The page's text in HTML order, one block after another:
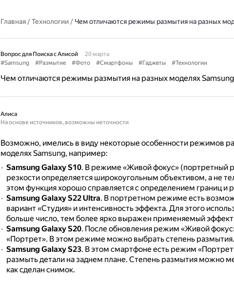
Главная/Технологии/ Чем отличаются режимы размытия на разных
Вопрос для Поиска с Алисой
20 марта
#Samsung
#Размытие #Фото #Смартфоны #Гаджеты #Технологии
Чем отличаются режимы размытия на разных моделях
Алиса
На основе источников, возможны неточности
Возможно, имелись в виду некоторые особенности режимов
моделях Samsung, например:
Samsung Galaxy S10. В режиме «Живой фокус» (портретный
резкости определяется широкоугольным объективом, а не
этом функция хорошо справляется с определением границ и
Samsung Galaxy S22 Ultra. В портретном режиме есть
вариант «Студия» и интенсивность эффекта. Для этого
больше число, тем более ярко выражен применяемый
Samsung Galaxy S20. После обновления режим «Живой
«Портрет». В этом режиме можно выбрать степень размытия.
Samsung Galaxy S23. В этом смартфоне есть режим
размыть детали на заднем плане. Степень размытия можно
как сделан снимок.